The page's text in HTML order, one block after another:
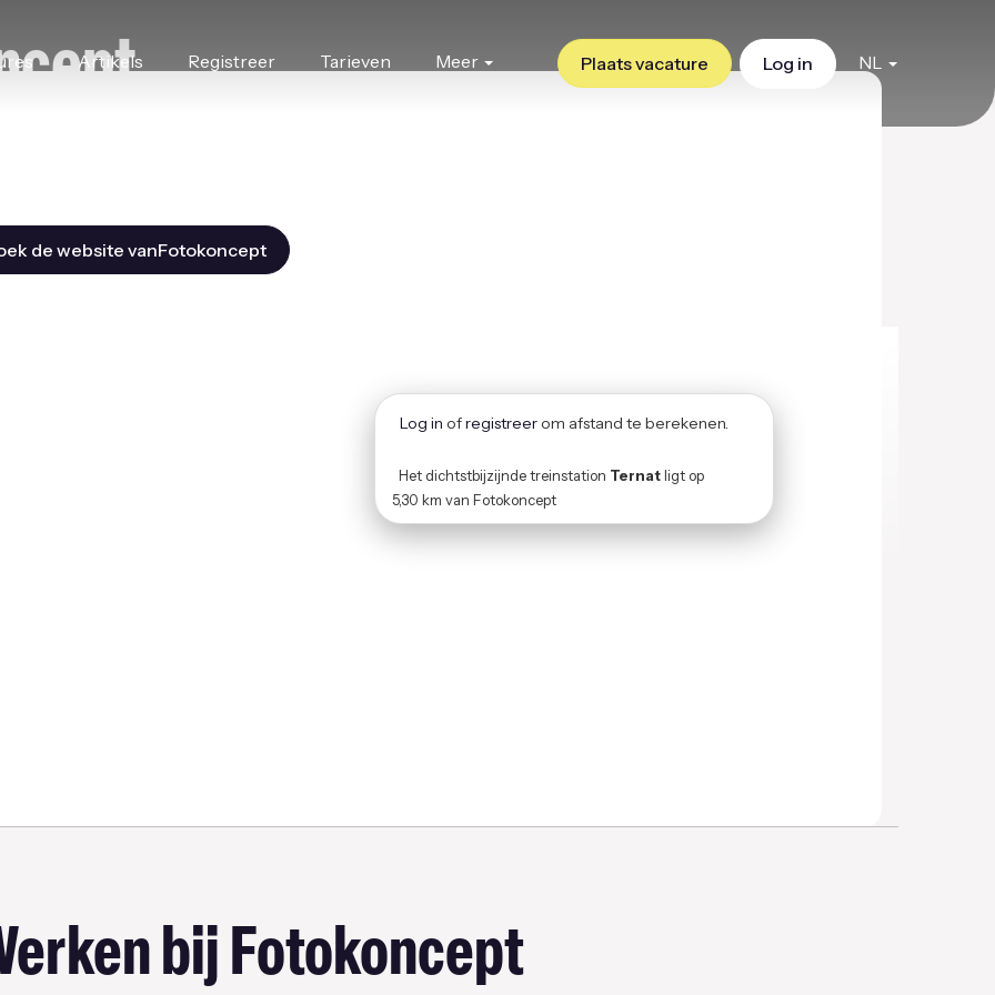
Artikels Registreer Tarieven Meer Plaats vacature Log in NL
de website vanFotokoncept
Log inofregistreerom afstand te berekenen.
Het dichtstbijzijnde treinstationTernatligt op
5,30 km van Fotokoncept
bij Fotokoncept